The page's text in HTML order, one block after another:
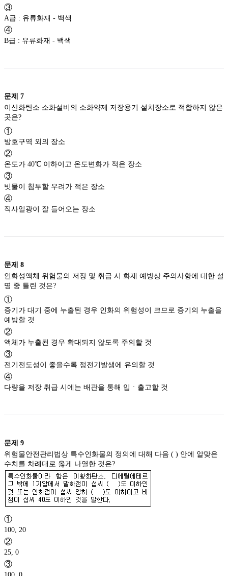
③
A급 : 유류화재 - 백색
④
B급 : 유류화재 - 백색
문제 7
이산화탄소 소화설비의 소화약제 저장용기 설치장소로 적합하지 않은
①
방호구역 외의 장소
②
온도가 40℃ 이하이고 온도변화가 적은 장소
③
빗물이 침투할 우려가 적은 장소
④
직사일광이 잘 들어오는 장소
문제 8
인화성액체 위험물의 저장 및 취급 시 화재 예방상 주의사항에 대한 설
①
증기가 대기 중에 누출된 경우 인화의 위험성이 크므로 증기의 누출을
예방할 것
②
액체가 누출된 경우 확대되지 않도록 주의할 것
③
전기전도성이 좋을수록 정전기발생에 유의할 것
④
다량을 저장 취급 시에는 배관을 통해 입ㆍ출고할 것
문제 9
위험물안전관리법상 특수인화물의 정의에 대해 다음 ( ) 안에 알맞은
①
100, 20
②
25, 0
③